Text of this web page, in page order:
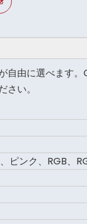
自由に選べます
い。
ピンク、RGB、